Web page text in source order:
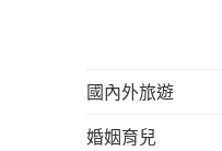
國內外旅遊
婚姻育兒